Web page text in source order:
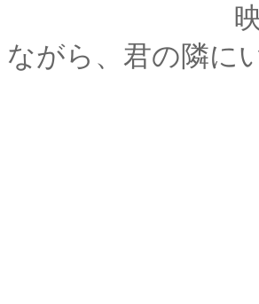
映画館なら
ながら、君の隣に